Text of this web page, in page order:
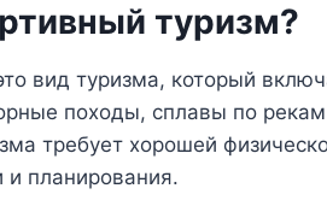
туризм?
вид туризма, который
походы, сплавы по
требует хорошей
и планирования.